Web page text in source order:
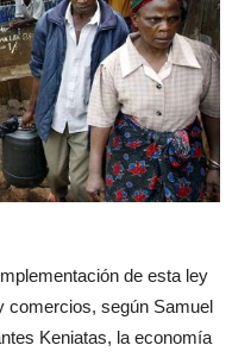
de esta ley
comercios, según Samuel
Keniatas, la economía